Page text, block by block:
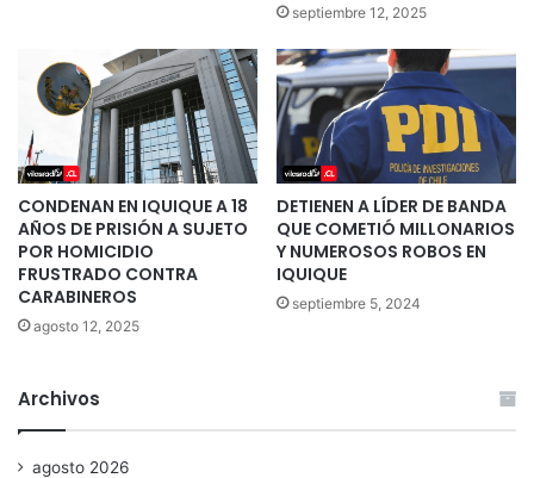
septiembre 12, 2025
CONDENAN EN IQUIQUE A 18
AÑOS DE PRISIÓN A SUJETO
POR HOMICIDIO
FRUSTRADO CONTRA
CARABINEROS
agosto 12, 2025
DETIENEN A LÍDER DE BANDA
QUE COMETIÓ MILLONARIOS
Y NUMEROSOS ROBOS EN
IQUIQUE
septiembre 5, 2024
Archivos
agosto 2026